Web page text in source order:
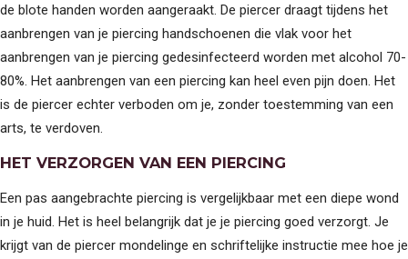
de blote handen worden aangeraakt. De piercer draagt tijdens het
aanbrengen van je piercing handschoenen die vlak voor het
aanbrengen van je piercing gedesinfecteerd worden met alcohol 70-
80%. Het aanbrengen van een piercing kan heel even pijn doen. Het
is de piercer echter verboden om je, zonder toestemming van een
arts, te verdoven.
HET VERZORGEN VAN EEN PIERCING
Een pas aangebrachte piercing is vergelijkbaar met een diepe wond
in je huid. Het is heel belangrijk dat je je piercing goed verzorgt. Je
krijgt van de piercer mondelinge en schriftelijke instructie mee hoe je